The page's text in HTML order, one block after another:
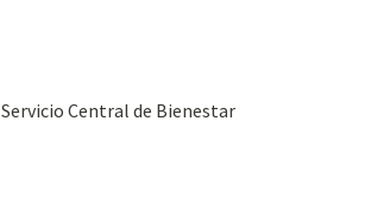
Servicio Central de Bienestar